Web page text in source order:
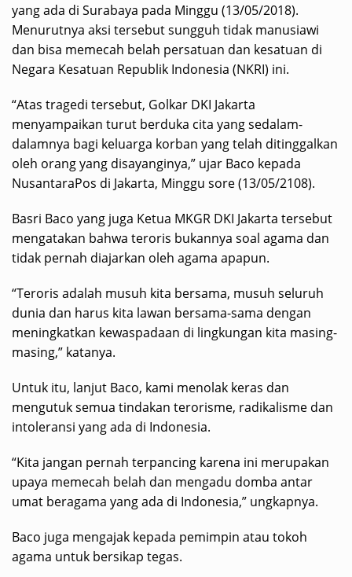
yang ada di Surabaya pada Minggu (13/05/2018).
Menurutnya aksi tersebut sungguh tidak manusiawi
dan bisa memecah belah persatuan dan kesatuan di
Negara Kesatuan Republik Indonesia (NKRI) ini.
“Atas tragedi tersebut, Golkar DKI Jakarta
menyampaikan turut berduka cita yang sedalam-
dalamnya bagi keluarga korban yang telah ditinggalkan
oleh orang yang disayanginya,” ujar Baco kepada
NusantaraPos di Jakarta, Minggu sore (13/05/2108).
Basri Baco yang juga Ketua MKGR DKI Jakarta tersebut
mengatakan bahwa teroris bukannya soal agama dan
tidak pernah diajarkan oleh agama apapun.
“Teroris adalah musuh kita bersama, musuh seluruh
dunia dan harus kita lawan bersama-sama dengan
meningkatkan kewaspadaan di lingkungan kita masing-
masing,” katanya.
Untuk itu, lanjut Baco, kami menolak keras dan
mengutuk semua tindakan terorisme, radikalisme dan
intoleransi yang ada di Indonesia.
“Kita jangan pernah terpancing karena ini merupakan
upaya memecah belah dan mengadu domba antar
umat beragama yang ada di Indonesia,” ungkapnya.
Baco juga mengajak kepada pemimpin atau tokoh
agama untuk bersikap tegas.